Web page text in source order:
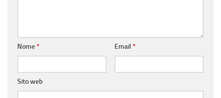
Nome* Email *
Sito web